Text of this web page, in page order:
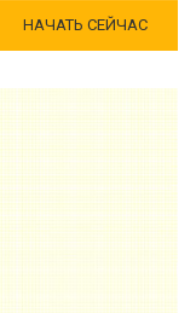
НАЧАТЬ СЕЙЧАС